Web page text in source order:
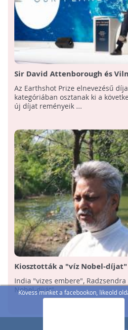
Kövess minket a facebookon, likeold
Sir David Attenborough és
környezetvédelmi díjat
Az Earthshot Prize elnevezésű
kategóriában osztanak ki a
új díjat reményeik ...
Kiosztották a "víz Nobel-díjat"
India "vizes embere",
Nobel-díját".